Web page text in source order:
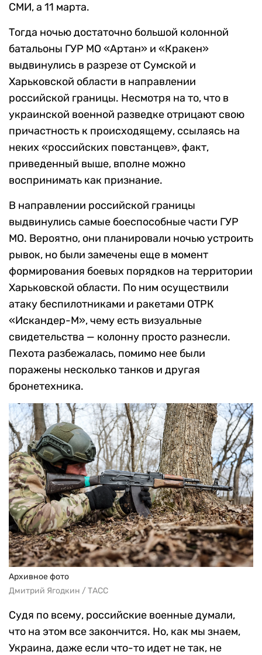
СМИ, а 11 марта.
Тогда ночью достаточно большой колонной
батальоны ГУР МО «Артан» и «Кракен»
выдвинулись в разрезе от Сумской и
Харьковской области в направлении
российской границы. Несмотря на то, что в
украинской военной разведке отрицают свою
причастность к происходящему, ссылаясь на
неких «российских повстанцев», факт,
приведенный выше, вполне можно
воспринимать как признание.
В направлении российской границы
выдвинулись самые боеспособные части ГУР
МО. Вероятно, они планировали ночью устроить
рывок, но были замечены еще в момент
формирования боевых порядков на территории
Харьковской области. По ним осуществили
атаку беспилотниками и ракетами ОТРК
«Искандер-М», чему есть визуальные
свидетельства — колонну просто разнесли.
Пехота разбежалась, помимо нее были
поражены несколько танков и другая
бронетехника.
Архивное фото
Дмитрий Ягодкин / ТАСС
Судя по всему, российские военные думали,
что на этом все закончится. Но, как мы знаем,
Украина, даже если что-то идет не так, не